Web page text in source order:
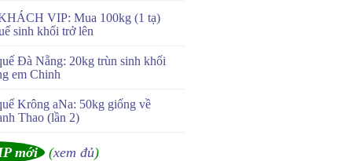
VIP: Mua 100kg (1 tạ)
sinh khối trở lên
Đà Nẵng: 20kg trùn sinh khối
em Chinh
Krông aNa: 50kg giống về
Thao (lần 2)
mới (xem đủ)